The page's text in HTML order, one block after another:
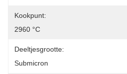
Kookpunt:
2960 °C
Deeltjesgrootte:
Submicron